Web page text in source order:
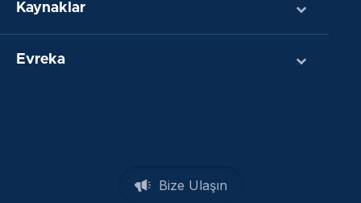
Kaynaklar
Evreka
Bize Ulaşın